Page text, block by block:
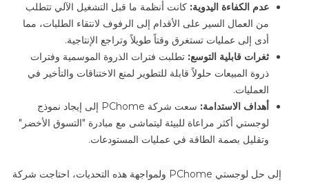
عدم الكفاءة اليدوية: كانت أنظمة ما قبل التشغيل الآلي تتطلب
من العمال السير على الأقدام إلى الرفوف لانتقاء الطلبات، مما
أدى إلى عمليات تستغرق وقتاً طويلاً وتراجع الإنتاجية.
ثغرات قابلية التوسع: تطلبت فترات الذروة الموسمية وفترات
ذروة المبيعات حلولاً قابلة للتطوير لمنع الاختناقات والتأخير في
العمليات.
أهداف الاستدامة:
سعت شركة PChome إلى إيجاد نموذج
لوجستي أكثر مراعاة للبيئة ليتماشى مع مبادرة "التسوق الأخضر"
وتقليل بصمة الطاقة في عمليات المستودعات.
ولمواجهة هذه التحديات، احتاجت شركة PChome إلى حل لوجستي